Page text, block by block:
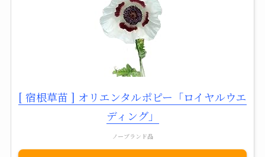
[ 宿根草苗 ] オリエンタルポピー「ロイヤルウエ
ディング」
ノーブランド品